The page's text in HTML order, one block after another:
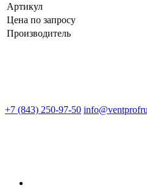
Артикул
Цена по запросу
Производитель
+7 (843) 250-97-50